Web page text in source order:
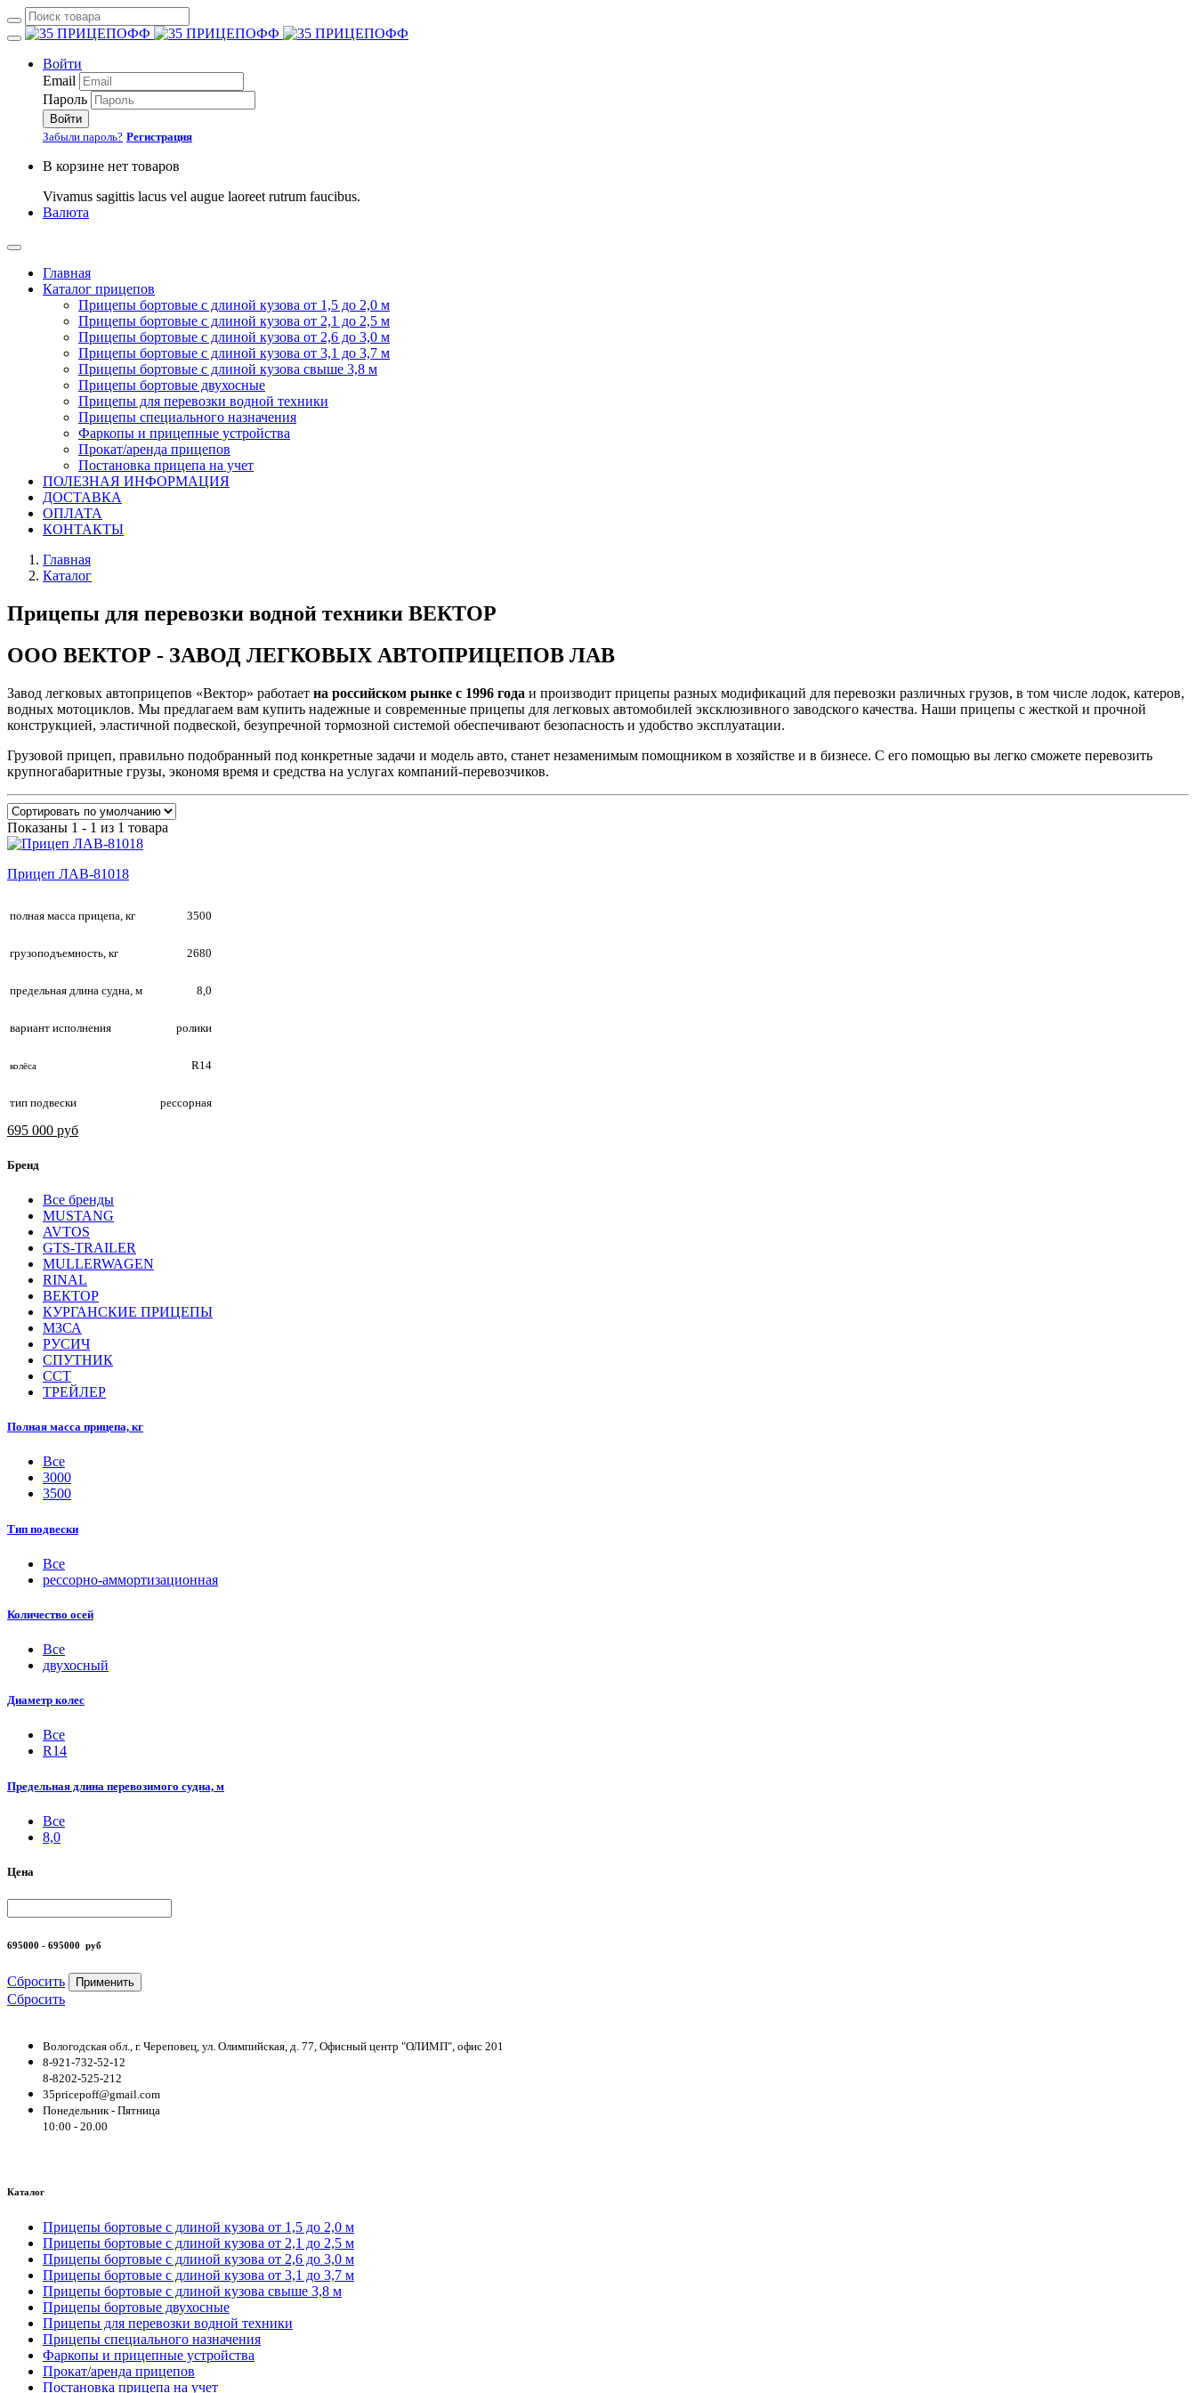
Войти
Email
Пароль
Войти
Забыли пароль? Регистрация
В корзине нет товаров
Vivamus sagittis lacus vel augue laoreet rutrum faucibus.
Валюта
Главная
Каталог прицепов
Прицепы бортовые с длиной кузова от 1,5 до 2,0 м
Прицепы бортовые с длиной кузова от 2,1 до 2,5 м
Прицепы бортовые с длиной кузова от 2,6 до 3,0 м
Прицепы бортовые с длиной кузова от 3,1 до 3,7 м
Прицепы бортовые с длиной кузова свыше 3,8 м
Прицепы бортовые двухосные
Прицепы для перевозки водной техники
Прицепы специального назначения
Фаркопы и прицепные устройства
Прокат/аренда прицепов
Постановка прицепа на учет
ПОЛЕЗНАЯ ИНФОРМАЦИЯ
ДОСТАВКА
ОПЛАТА
КОНТАКТЫ
Главная
Каталог
Прицепы для перевозки водной техники ВЕКТОР
ООО ВЕКТОР - ЗАВОД ЛЕГКОВЫХ АВТОПРИЦЕПОВ ЛАВ
Завод легковых автоприцепов «Вектор» работает на российском рынке с 1996 года и производит прицепы разных модификаций для перевозки различных грузов, в том числе лодок, катеров,
водных мотоциклов. Мы предлагаем вам купить надежные и современные прицепы для легковых автомобилей эксклюзивного заводского качества. Наши прицепы с жесткой и прочной
конструкцией, эластичной подвеской, безупречной тормозной системой обеспечивают безопасность и удобство эксплуатации.
Грузовой прицеп, правильно подобранный под конкретные задачи и модель авто, станет незаменимым помощником в хозяйстве и в бизнесе. С его помощью вы легко сможете перевозить
крупногабаритные грузы, экономя время и средства на услугах компаний-перевозчиков.
Показаны 1 - 1 из 1 товара
Прицеп ЛАВ-81018
полная масса прицепа, кг 3500
грузоподъемность, кг 2680
предельная длина судна, м 8,0
вариант исполнения ролики
колёса R14
тип подвески рессорная
695 000 руб
Бренд
Все бренды
MUSTANG
AVTOS
GTS-TRAILER
MULLERWAGEN
RINAL
ВЕКТОР
КУРГАНСКИЕ ПРИЦЕПЫ
МЗСА
РУСИЧ
СПУТНИК
ССТ
ТРЕЙЛЕР
Полная масса прицепа, кг
Все
3000
3500
Тип подвески
Все
рессорно-аммортизационная
Количество осей
Все
двухосный
Диаметр колес
Все
R14
Предельная длина перевозимого судна, м
Все
8,0
Цена
695000 - 695000 руб
Сбросить Применить
Сбросить
Вологодская обл., г. Череповец, ул. Олимпийская, д. 77, Офисный центр "ОЛИМП", офис 201
8-921-732-52-12
8-8202-525-212
35pricepoff@gmail.com
Понедельник - Пятница
10:00 - 20.00
Каталог
Прицепы бортовые с длиной кузова от 1,5 до 2,0 м
Прицепы бортовые с длиной кузова от 2,1 до 2,5 м
Прицепы бортовые с длиной кузова от 2,6 до 3,0 м
Прицепы бортовые с длиной кузова от 3,1 до 3,7 м
Прицепы бортовые с длиной кузова свыше 3,8 м
Прицепы бортовые двухосные
Прицепы для перевозки водной техники
Прицепы специального назначения
Фаркопы и прицепные устройства
Прокат/аренда прицепов
Постановка прицепа на учет